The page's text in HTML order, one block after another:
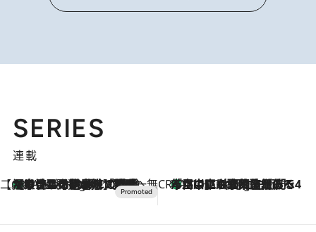
SERIES
連載
【CREA×星野リゾート】唯一無二。癒しと発見が待つ場所へ
9 Hours Ago
【トンボの足水浴】ヒノキの香りに包まれて涼感マックス！約13℃の湧水かけ流しを避暑地「星野温泉 トンボの湯」で体験 CREA'S CHOICE
11 Hours Ago
「立川にも歌舞伎があるんだよ」 片岡仁左衛門・市川中車ら豪華座組みで4年目の立川立飛歌舞伎へ